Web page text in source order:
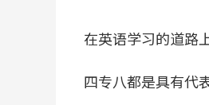
在英语学习的道路
四专八都是具有代